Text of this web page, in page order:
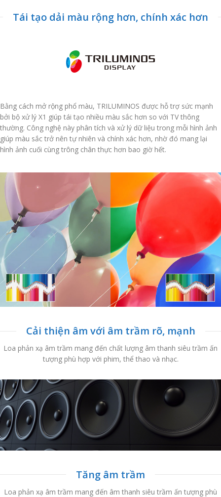
Tái tạo dải màu rộng hơn, chính xác hơn
Bằng cách mở rộng phổ màu, TRILUMINOS được hỗ trợ sức mạnh
bởi bộ xử lý X1 giúp tái tạo nhiều màu sắc hơn so với TV thông
thường. Công nghệ này phân tích và xử lý dữ liệu trong mỗi hình ảnh
giúp màu sắc trở nên tự nhiên và chính xác hơn, nhờ đó mang lại
hình ảnh cuối cùng trông chân thực hơn bao giờ hết.
Cải thiện âm với âm trầm rõ, mạnh
Loa phản xạ âm trầm mang đến chất lượng âm thanh siêu trầm ấn
tượng phù hợp với phim, thể thao và nhạc.
Tăng âm trầm
Loa phản xạ âm trầm mang đến âm thanh siêu trầm ấn tượng phù